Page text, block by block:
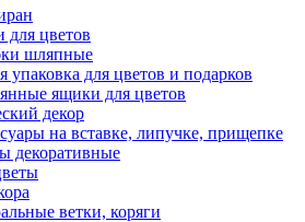
для цветов
шляпные
упаковка для цветов и подарков
ящики для цветов
декор
на вставке, липучке, прищепке
декоративные
ветки, коряги